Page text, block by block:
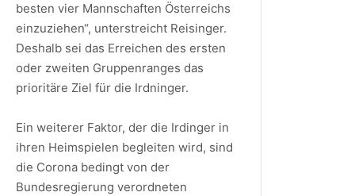
besten vier Mannschaften Österreichs
einzuziehen“, unterstreicht Reisinger.
Deshalb sei das Erreichen des ersten
oder zweiten Gruppenranges das
prioritäre Ziel für die Irdninger.
Ein weiterer Faktor, der die Irdinger in
ihren Heimspielen begleiten wird, sind
die Corona bedingt von der
Bundesregierung verordneten